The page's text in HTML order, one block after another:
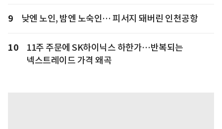
9 낮엔 노인, 밤엔 노숙인… 피서지 돼버린 인천공항
10
11주 주문에 SK하이닉스 하한가…반복되는
넥스트레이드 가격 왜곡